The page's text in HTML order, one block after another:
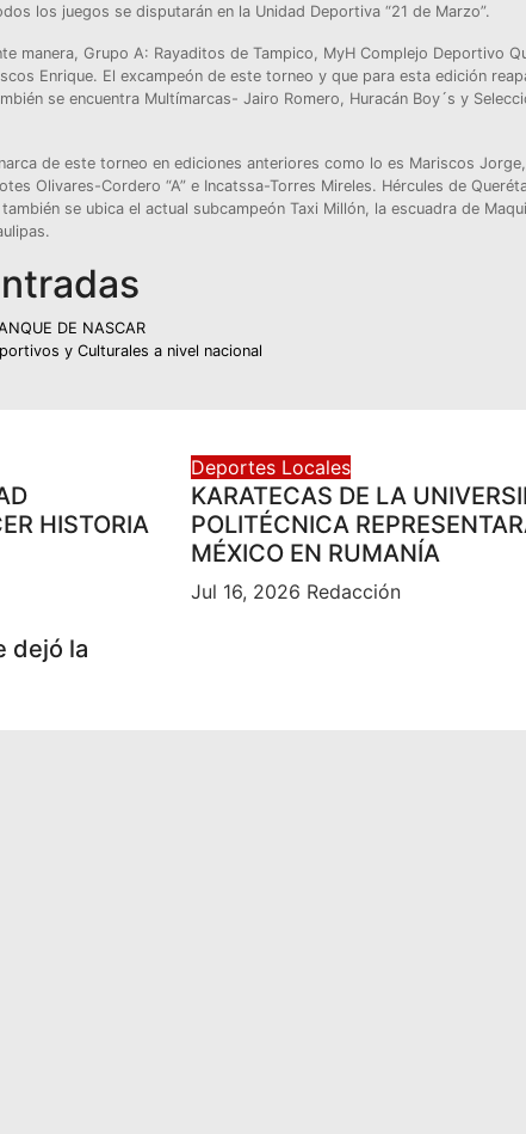
los juegos se disputarán en la Unidad Deportiva “21 de Marzo”.
manera, Grupo A: Rayaditos de Tampico, MyH Complejo Deportivo
Enrique. El excampeón de este torneo y que para esta edición
se encuentra Multímarcas- Jairo Romero, Huracán Boy´s y
de este torneo en ediciones anteriores como lo es Mariscos
Olivares-Cordero “A” e Incatssa-Torres Mireles. Hércules de
se ubica el actual subcampeón Taxi Millón, la escuadra de
DE NASCAR
y Culturales a nivel nacional
HISTORIA
Deportes Locales
KARATECAS DE LA
POLITÉCNICA
MÉXICO EN RUMANÍA
Jul 16, 2026 Redacción
dejó la